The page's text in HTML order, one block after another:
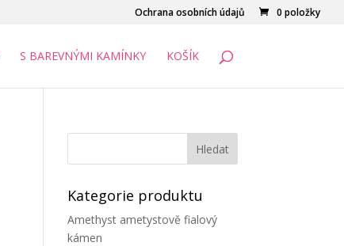
Ochrana osobních údajů 0 položky
S BAREVNÝMI KAMÍNKY KOŠÍK
Kategorie produktu
Amethyst ametystově fialový
kámen